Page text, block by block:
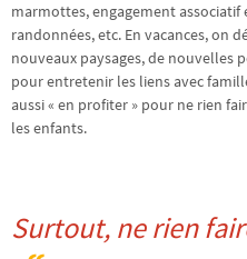
marmottes, engagement associatif
randonnées, etc. En vacances, on
nouveaux paysages, de nouvelles
pour entretenir les liens avec
aussi « en profiter » pour ne rien
les enfants.
Surtout, ne rien